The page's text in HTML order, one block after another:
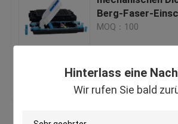
Hinterlass eine
Wir rufen Sie bald
Fiber Optic Anschluss-Box
Pole-Berg-Klammer
Berg-Faser-
MOQ：100
Bestpreis